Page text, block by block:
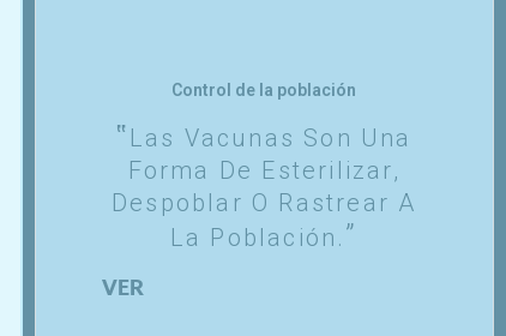
Control de la población
Las Vacunas Son Una
Forma De Esterilizar,
Despoblar O Rastrear A
La Población.
VER